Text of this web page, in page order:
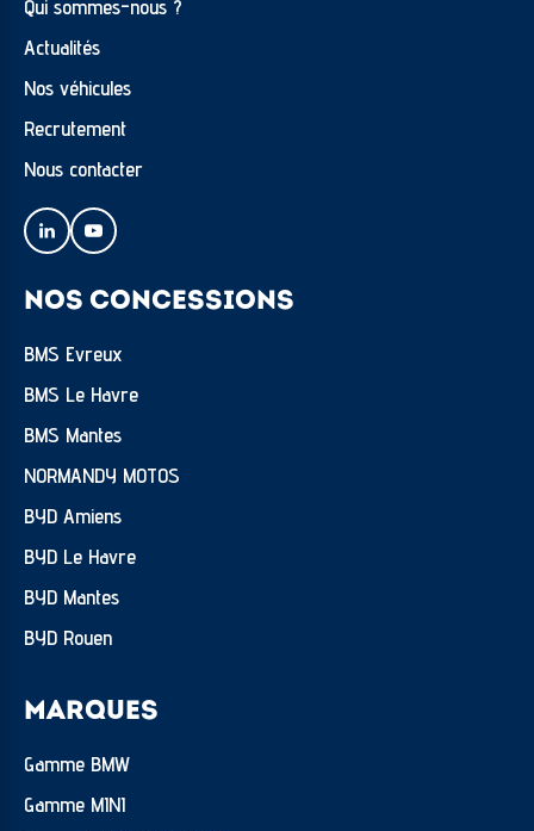
Kit éclairage
Kit rangement
MINI Excitment Package
Pack Safety
Rails de toit piano black
Services Apres-Vente connectes et ConnectedDrive
Siège passager réglable en hauteur
Surfaces intérieures Piano Black
Tapis de sol en velours
Toit et coques de rétroviseurs noirs
Qui sommes-nous ?
Actualités
Nos véhicules
Recrutement
Nous contacter
NOS CONCESSIONS
BMS Evreux
BMS Le Havre
BMS Mantes
NORMANDY MOTOS
BYD Amiens
BYD Le Havre
BYD Mantes
BYD Rouen
MARQUES
Gamme BMW
Gamme MINI